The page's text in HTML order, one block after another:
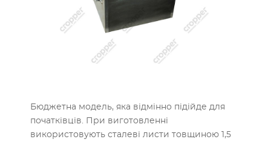
Бюджетна модель, яка відмінно підійде для
початківців. При виготовленні
використовують сталеві листи товщиною 1,5